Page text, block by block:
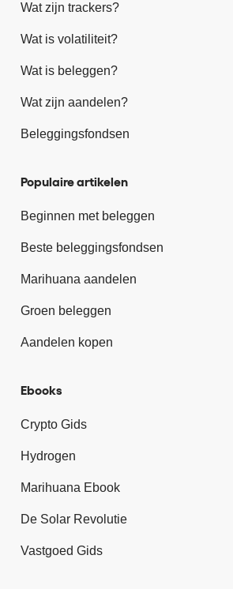
Wat zijn trackers?
Wat is volatiliteit?
Wat is beleggen?
Wat zijn aandelen?
Beleggingsfondsen
Populaire artikelen
Beginnen met beleggen
Beste beleggingsfondsen
Marihuana aandelen
Groen beleggen
Aandelen kopen
Ebooks
Crypto Gids
Hydrogen
Marihuana Ebook
De Solar Revolutie
Vastgoed Gids